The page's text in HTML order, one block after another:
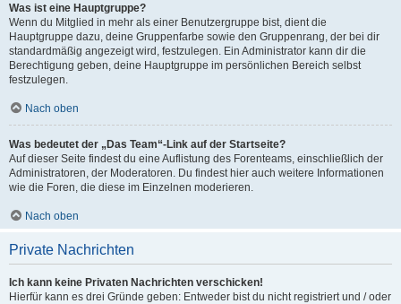
Was ist eine Hauptgruppe?
Wenn du Mitglied in mehr als einer Benutzergruppe bist, dient die
Hauptgruppe dazu, deine Gruppenfarbe sowie den Gruppenrang, der bei dir
standardmäßig angezeigt wird, festzulegen. Ein Administrator kann dir die
Berechtigung geben, deine Hauptgruppe im persönlichen Bereich selbst
festzulegen.
Nach oben
Was bedeutet der „Das Team“-Link auf der Startseite?
Auf dieser Seite findest du eine Auflistung des Forenteams, einschließlich der
Administratoren, der Moderatoren. Du findest hier auch weitere Informationen
wie die Foren, die diese im Einzelnen moderieren.
Nach oben
Private Nachrichten
Ich kann keine Privaten Nachrichten verschicken!
Hierfür kann es drei Gründe geben: Entweder bist du nicht registriert und / oder